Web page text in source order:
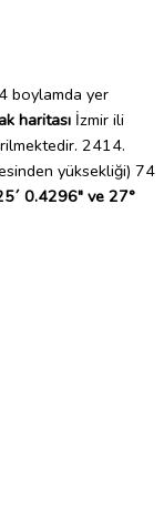
boylamda yer
haritası İzmir ili
2414.
yüksekliği) 74
0.4296" ve 27°